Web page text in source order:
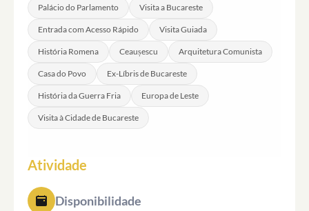
Palácio do Parlamento Visita a Bucareste
Entrada com Acesso Rápido Visita Guiada
História Romena Ceaușescu Arquitetura Comunista
Casa do Povo Ex-Líbris de Bucareste
História da Guerra Fria Europa de Leste
Visita à Cidade de Bucareste
Atividade
Disponibilidade